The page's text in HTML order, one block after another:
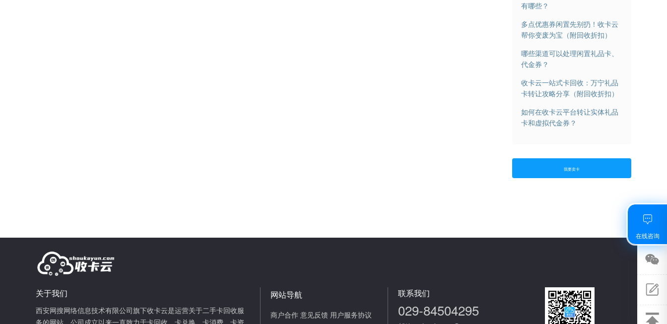
有哪些？
多点优惠券闲置先别扔！收卡云
帮你变废为宝（附回收折扣）
哪些渠道可以处理闲置礼品卡、
代金券？
收卡云一站式卡回收：万宁礼品
卡转让攻略分享（附回收折扣）
如何在收卡云平台转让实体礼品
卡和虚拟代金券？
我要卖卡
关于我们
西安网搜网络信息技术有限公司旗下收卡云是运营关于二手卡回收服
务的网站，公司成立以来一直致力于卡回收、卡兑换、卡消费、卡资
网站导航
商户合作 意见反馈 用户服务协议
联系我们
029-84504295
在线咨询
微信
反馈